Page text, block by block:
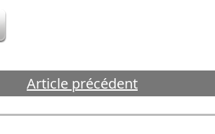
Article précédent